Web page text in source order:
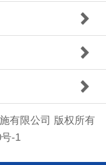
有限公司 版权所有
-1